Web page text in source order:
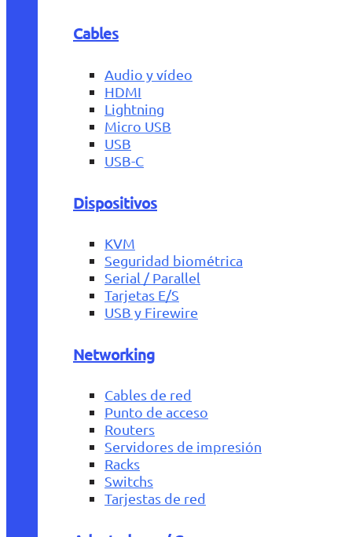
Cables
Audio y vídeo
HDMI
Lightning
Micro USB
USB
USB-C
Dispositivos
KVM
Seguridad biométrica
Serial / Parallel
Tarjetas E/S
USB y Firewire
Networking
Cables de red
Punto de acceso
Routers
Servidores de impresión
Racks
Switchs
Tarjestas de red